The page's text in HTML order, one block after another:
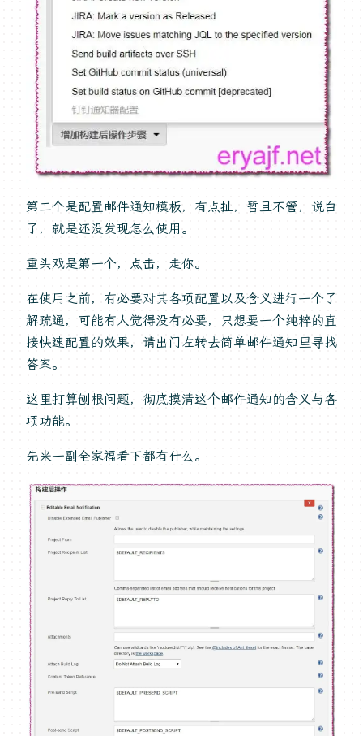
第二个是配置邮件通知模板，有点扯，暂且不管，说白
了，就是还没发现怎么使用。
重头戏是第一个，点击，走你。
在使用之前，有必要对其各项配置以及含义进行一个了
解疏通，可能有人觉得没有必要，只想要一个纯粹的直
接快速配置的效果，请出门左转去简单邮件通知里寻找
答案。
这里打算刨根问题，彻底摸清这个邮件通知的含义与各
项功能。
先来一副全家福看下都有什么。